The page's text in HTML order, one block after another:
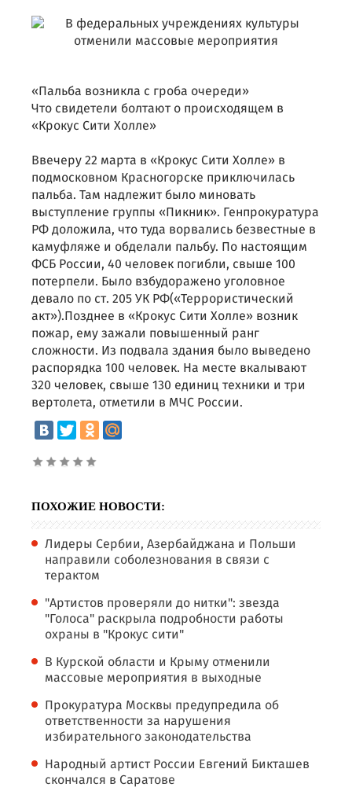
«Пальба возникла с гроба очереди»
Что свидетели болтают о происходящем в
«Крокус Сити Холле»
Ввечеру 22 марта в «Крокус Сити Холле» в
подмосковном Красногорске приключилась
пальба. Там надлежит было миновать
выступление группы «Пикник». Генпрокуратура
РФ доложила, что туда ворвались безвестные в
камуфляже и обделали пальбу. По настоящим
ФСБ России, 40 человек погибли, свыше 100
потерпели. Было взбудоражено уголовное
девало по ст. 205 УК РФ(«Террористический
акт»).Позднее в «Крокус Сити Холле» возник
пожар, ему зажали повышенный ранг
сложности. Из подвала здания было выведено
распорядка 100 человек. На месте вкалывают
320 человек, свыше 130 единиц техники и три
вертолета, отметили в МЧС России.
ПОХОЖИЕ НОВОСТИ:
Лидеры Сербии, Азербайджана и Польши
направили соболезнования в связи с
терактом
"Артистов проверяли до нитки": звезда
"Голоса" раскрыла подробности работы
охраны в "Крокус сити"
В Курской области и Крыму отменили
массовые мероприятия в выходные
Прокуратура Москвы предупредила об
ответственности за нарушения
избирательного законодательства
Народный артист России Евгений Бикташев
скончался в Саратове